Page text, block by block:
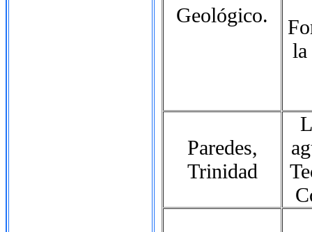
Geológico.
la
Paredes,
Trinidad